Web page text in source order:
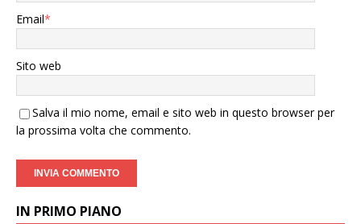
Email*
Sito web
Salva il mio nome, email e sito web in questo browser per
la prossima volta che commento.
IN PRIMO PIANO